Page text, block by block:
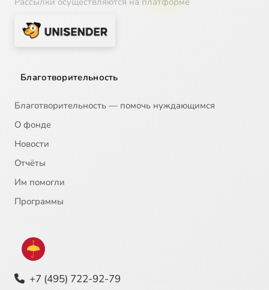
Благотворительность
Благотворительность — помочь нуждающимся
О фонде
Новости
Отчёты
Им помогли
Программы
+7 (495) 722-92-79